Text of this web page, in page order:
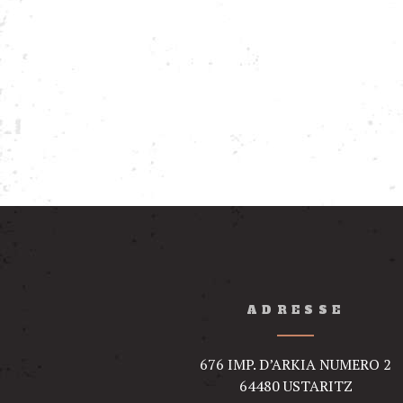
ADRESSE
676 IMP. D’ARKIA NUMERO 2
64480 USTARITZ